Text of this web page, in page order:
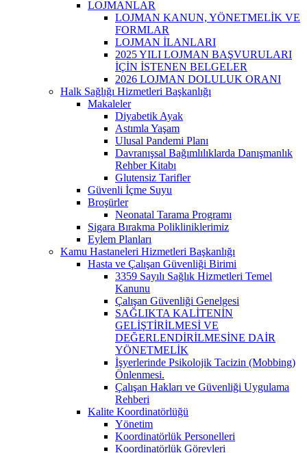
LOJMANLAR
LOJMAN KANUN, YÖNETMELİK VE
FORMLAR
LOJMAN İLANLARI
2025 YILI LOJMAN BAŞVURULARI
İÇİN İSTENEN BELGELER
2026 LOJMAN DOLULUK ORANI
Halk Sağlığı Hizmetleri Başkanlığı
Makaleler
Diyabetik Ayak
Astımla Yaşam
Ulusal Pandemi Planı
Davranışsal Bağımlılıklarda Danışmanlık
Rehber Kitabı
Glutensiz Tarifler
Güvenli İçme Suyu
Broşürler
Neonatal Tarama Programı
Sigara Bırakma Polikliniklerimiz
Eylem Planları
Kamu Hastaneleri Hizmetleri Başkanlığı
Hasta ve Çalışan Güvenliği Birimi
3359 Sayılı Sağlık Hizmetleri Temel
Kanunu
Çalışan Güvenliği Genelgesi
SAĞLIKTA KALİTENİN
GELİŞTİRİLMESİ VE
DEĞERLENDİRİLMESİNE DAİR
YÖNETMELİK
İşyerlerinde Psikolojik Tacizin (Mobbing)
Önlenmesi.
Çalışan Hakları ve Güvenliği Uygulama
Rehberi
Kalite Koordinatörlüğü
Yönetim
Koordinatörlük Personelleri
Koordinatörlük Görevleri